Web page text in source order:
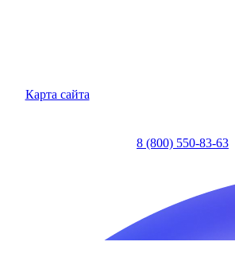
Карта сайта
8 (800) 550-83-63